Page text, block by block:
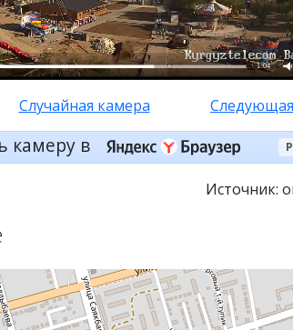
1:04
Случайная камера
камеру в
Источник: